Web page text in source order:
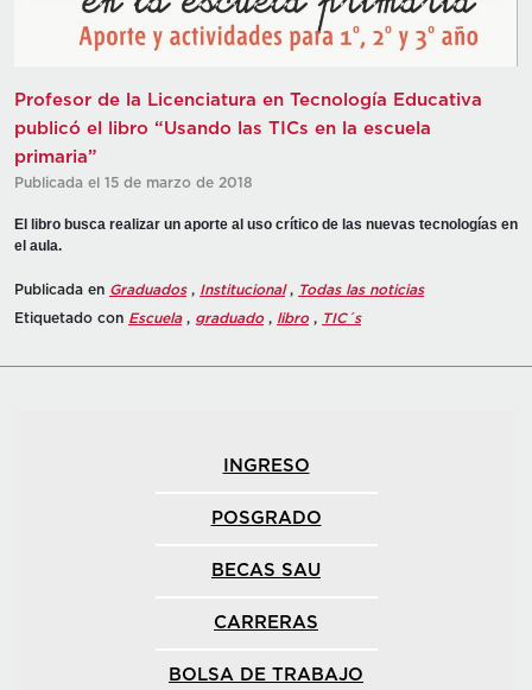
Profesor de la Licenciatura en Tecnología Educativa
publicó el libro “Usando las TICs en la escuela
primaria”
Publicada el 15 de marzo de 2018
El libro busca realizar un aporte al uso crítico de las nuevas tecnologías en
el aula.
Publicada en Graduados, Institucional, Todas las noticias
Etiquetado con Escuela, graduado, libro, TIC´s
INGRESO
POSGRADO
BECAS SAU
CARRERAS
BOLSA DE TRABAJO